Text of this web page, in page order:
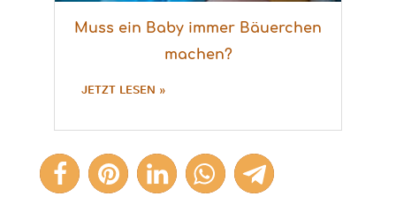
Muss ein Baby immer Bäuerchen
machen?
JETZT LESEN »